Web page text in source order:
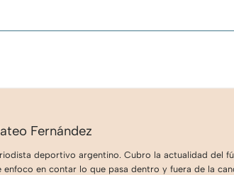
Fernández
deportivo argentino. Cubro la actualidad del
enfoco en contar lo que pasa dentro y fuera de la